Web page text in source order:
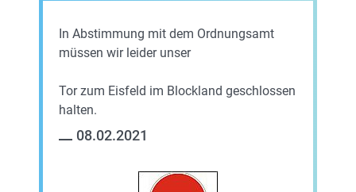
In Abstimmung mit dem Ordnungsamt
müssen wir leider unser
Tor zum Eisfeld im Blockland geschlossen
halten.
08.02.2021